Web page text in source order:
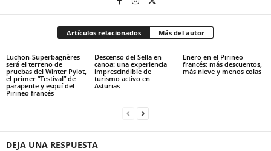
Artículos relacionados Más del autor
Luchon-Superbagnères
será el terreno de
pruebas del Winter Pylot,
el primer “Testival” de
parapente y esquí del
Pirineo francés
Descenso del Sella en
canoa: una experiencia
imprescindible de
turismo activo en
Asturias
Enero en el Pirineo
francés: más descuentos,
más nieve y menos colas
DEJA UNA RESPUESTA